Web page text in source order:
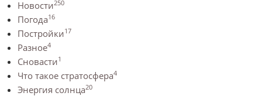
Новости250
Погода16
Постройки17
Разное4
Сновасти1
Что такое стратосфера4
Энергия солнца20